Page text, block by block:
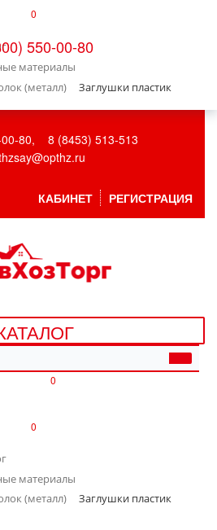
0
550-00-80
материалы
(металл)
Заглушки пластик
80,
8 (8453) 513-513
КАБИНЕТ РЕГИСТРАЦИЯ
0
0
материалы
(металл)
Заглушки пластик